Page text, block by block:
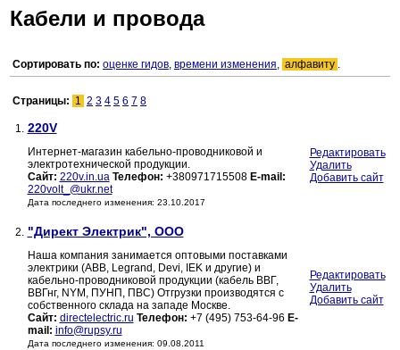
Кабели и провода
Сортировать по: оценке гидов, времени изменения, алфавиту .
Страницы: 1 2 3 4 5 6 7 8
1. 220V
Интернет-магазин кабельно-проводниковой и
электротехнической продукции.
Сайт: 220v.in.ua Телефон: +380971715508 E-mail:
220volt_@ukr.net
Дата последнего изменения: 23.10.2017
Редактировать
Удалить
Добавить сайт
2. "Директ Электрик", ООО
Наша компания занимается оптовыми поставками
электрики (ABB, Legrand, Devi, IEK и другие) и
кабельно-проводниковой продукции (кабель ВВГ,
ВВГнг, NYM, ПУНП, ПВС) Отгрузки производятся с
собственного склада на западе Москве.
Сайт: directelectric.ru Телефон: +7 (495) 753-64-96 E-
mail: info@rupsy.ru
Дата последнего изменения: 09.08.2011
Редактировать
Удалить
Добавить сайт